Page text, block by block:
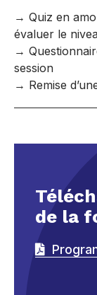
→ Quiz en
évaluer le
→
session
→ Remise
de la